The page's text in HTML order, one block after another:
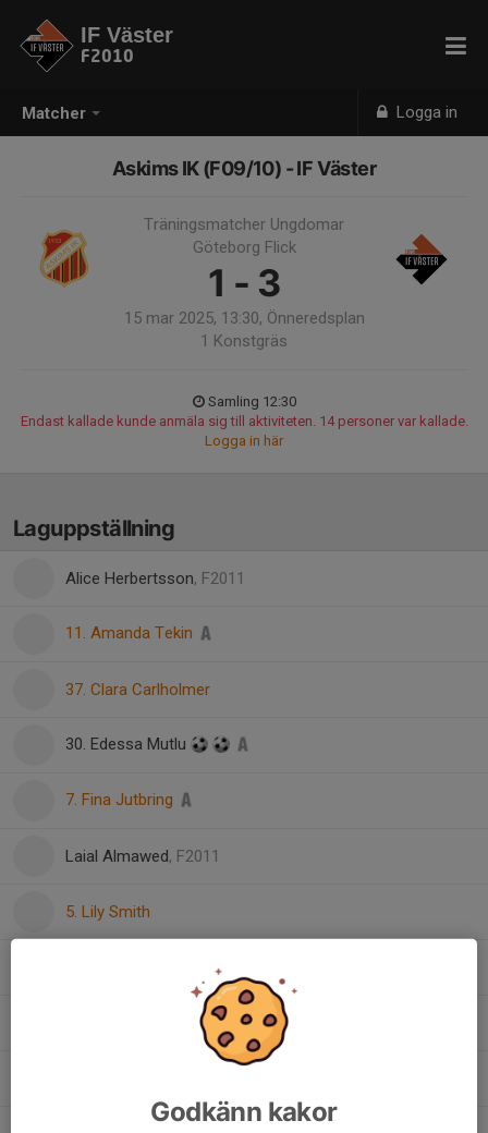
Matcher Logga in
IF Väster
F2010
Askims IK (F09/10) - IF Väster
Träningsmatcher Ungdomar
Göteborg Flick
1 - 3
15 mar 2025, 13:30, Önneredsplan
1 Konstgräs
Samling 12:30
Endast kallade kunde anmäla sig till aktiviteten. 14 personer var kallade.
Logga in här
Laguppställning
Alice Herbertsson, F2011
11. Amanda Tekin
37. Clara Carlholmer
30. Edessa Mutlu
7. Fina Jutbring
Laial Almawed, F2011
5. Lily Smith
29. Molly Hjelmåker
Godkänn kakor